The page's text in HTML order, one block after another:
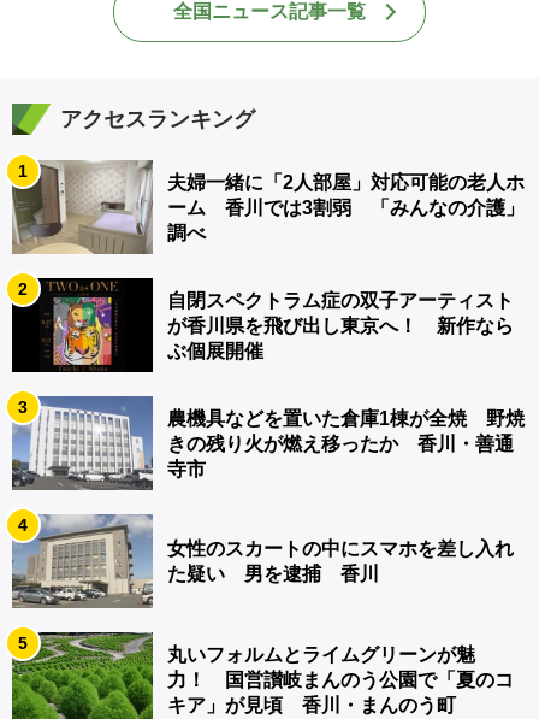
全国ニュース記事一覧
アクセスランキング
1
夫婦一緒に「2人部屋」対応可能の老人ホ
ーム 香川では3割弱 「みんなの介護」
調べ
2
自閉スペクトラム症の双子アーティスト
が香川県を飛び出し東京へ！ 新作なら
ぶ個展開催
3
農機具などを置いた倉庫1棟が全焼 野焼
きの残り火が燃え移ったか 香川・善通
寺市
4
女性のスカートの中にスマホを差し入れ
た疑い 男を逮捕 香川
5
丸いフォルムとライムグリーンが魅
力！ 国営讃岐まんのう公園で「夏のコ
キア」が見頃 香川・まんのう町